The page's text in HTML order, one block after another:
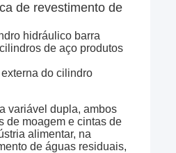
de revestimento de
hidráulico barra
de aço produtos
do cilindro
variável dupla, ambos
de moagem e cintas de
alimentar, na
de águas residuais,